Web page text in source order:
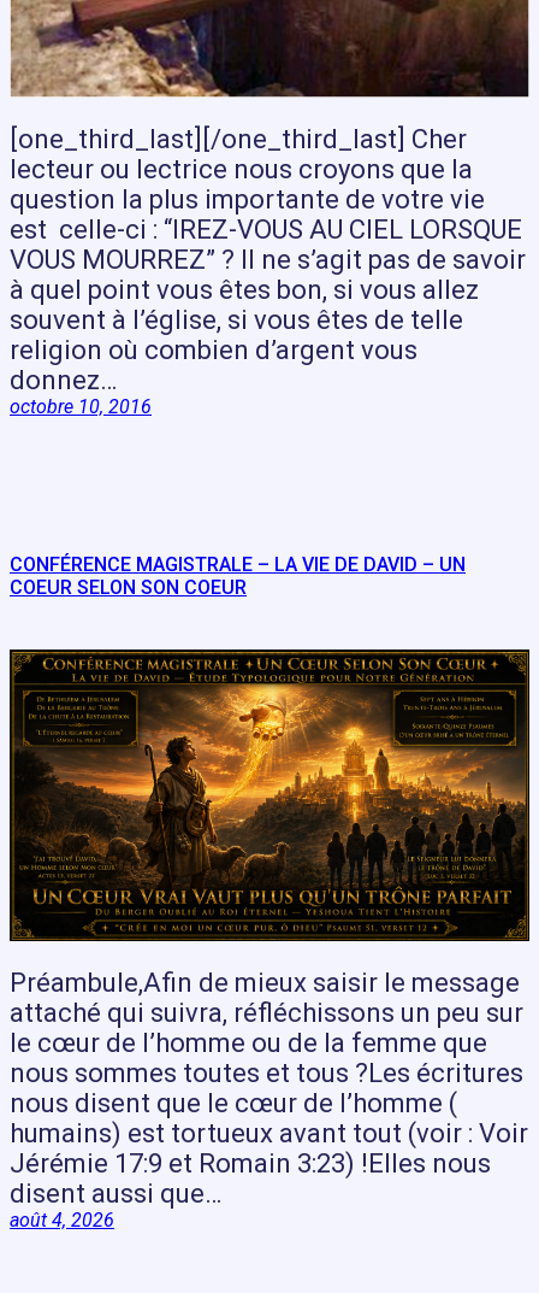
[one_third_last][/one_third_last] Cher
lecteur ou lectrice nous croyons que la
question la plus importante de votre vie
est celle-ci : “IREZ-VOUS AU CIEL LORSQUE
VOUS MOURREZ” ? Il ne s’agit pas de savoir
à quel point vous êtes bon, si vous allez
souvent à l’église, si vous êtes de telle
religion où combien d’argent vous
donnez…
octobre 10, 2016
CONFÉRENCE MAGISTRALE – LA VIE DE DAVID – UN
COEUR SELON SON COEUR
Préambule,Afin de mieux saisir le message
attaché qui suivra, réfléchissons un peu sur
le cœur de l’homme ou de la femme que
nous sommes toutes et tous ?Les écritures
nous disent que le cœur de l’homme (
humains) est tortueux avant tout (voir : Voir
Jérémie 17:9 et Romain 3:23) !Elles nous
disent aussi que…
août 4, 2026